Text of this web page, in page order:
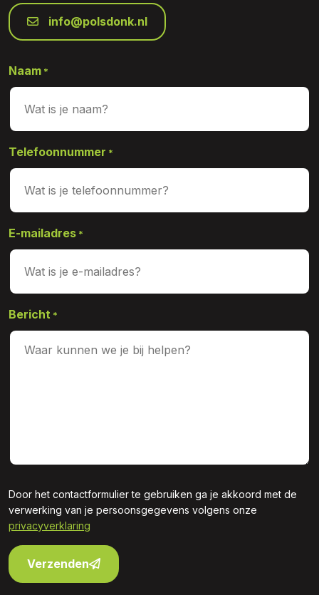
info@polsdonk.nl
Naam *
Telefoonnummer *
E-mailadres *
Bericht *
Door het contactformulier te gebruiken ga je akkoord met de
verwerking van je persoonsgegevens volgens onze
privacyverklaring
Verzenden